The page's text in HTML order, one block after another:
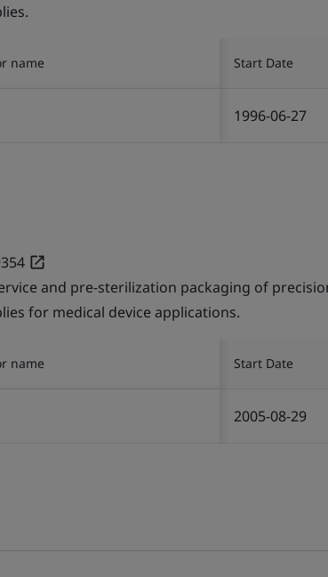
name Start Date
1996-06-27
and pre-sterilization packaging of
for medical device applications.
name Start Date
2005-08-29